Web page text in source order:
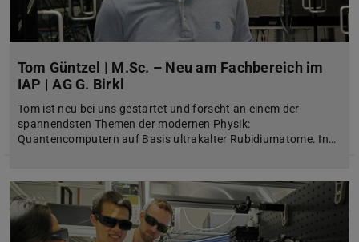
Tom Güntzel | M.Sc. – Neu am Fachbereich im
IAP | AG G. Birkl
Tom ist neu bei uns gestartet und forscht an einem der
spannendsten Themen der modernen Physik:
Quantencomputern auf Basis ultrakalter Rubidiumatome. In…